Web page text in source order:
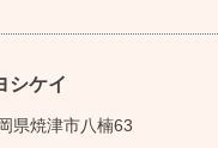
シケイ
県焼津市八楠63